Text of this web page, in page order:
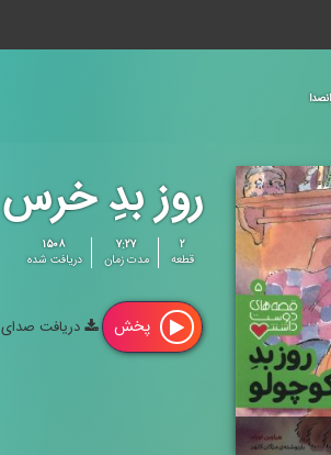
روز بدِ
۲
قطعه
۷:۲۷
مدت زمان
۱۵۰۸
دریافت شده
پخش دریافت